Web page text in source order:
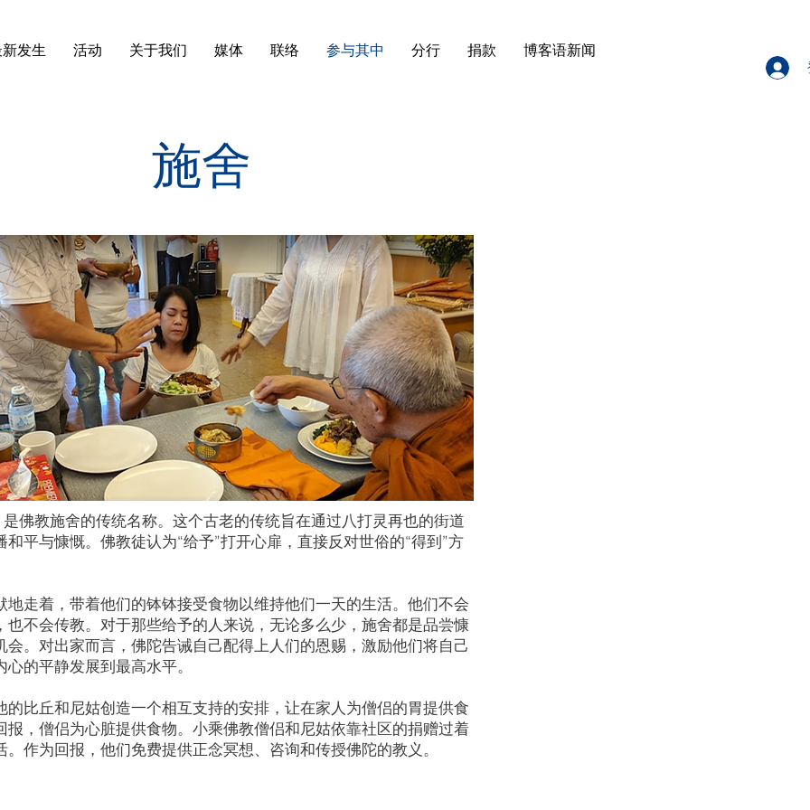
发生 活动 关于我们 媒体 联络 参与其中 分行 捐款
博客语新闻
施舍
佛教施舍的传统名称。这个古老的传统旨在通过八打灵再也的街道
和平与慷慨。佛教徒认为“给予”打开心扉，直接反对世俗的“得到”方
地走着，带着他们的钵钵接受食物以维持他们一天的生活。他们不会
也不会传教。对于那些给予的人来说，无论多么少，施舍都是品尝慷
会。对出家而言，佛陀告诫自己配得上人们的恩赐，激励他们将自己
心的平静发展到最高水平。
的比丘和尼姑创造一个相互支持的安排，让在家人为僧侣的胃提供食
报，僧侣为心脏提供食物。小乘佛教僧侣和尼姑依靠社区的捐赠过着
。作为回报，他们免费提供正念冥想、咨询和传授佛陀的教义。